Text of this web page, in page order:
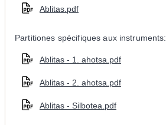
Ablitas.pdf
Partitiones spécifiques aux instruments:
Ablitas - 1. ahotsa.pdf
Ablitas - 2. ahotsa.pdf
Ablitas - Silbotea.pdf